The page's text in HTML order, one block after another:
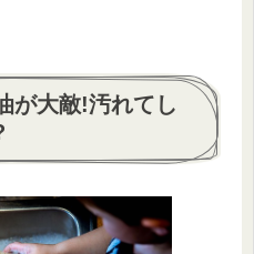
が大敵!汚れてし